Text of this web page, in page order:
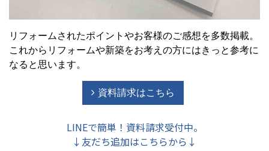
リフォームされたポイントやお客様のご感想を多数掲載。
これからリフォームや新築をお考えの方にはきっと参考に
なると思います。
資料請求はこちら
LINEで簡単！資料請求受付中。
↓友だち追加はこちらから↓